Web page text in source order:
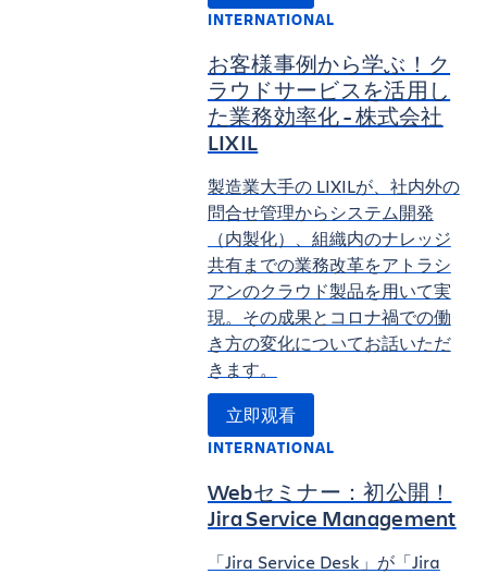
INTERNATIONAL
お客様事例から学ぶ！ク
ラウドサービスを活用し
た業務効率化 - 株式会社
LIXIL
製造業大手の LIXILが、社内外の
問合せ管理からシステム開発
（内製化）、組織内のナレッジ
共有までの業務改革をアトラシ
アンのクラウド製品を用いて実
現。その成果とコロナ禍での働
き方の変化についてお話いただ
きます。
立即观看
INTERNATIONAL
Webセミナー：初公開！
Jira Service Management
「Jira Service Desk」が「Jira